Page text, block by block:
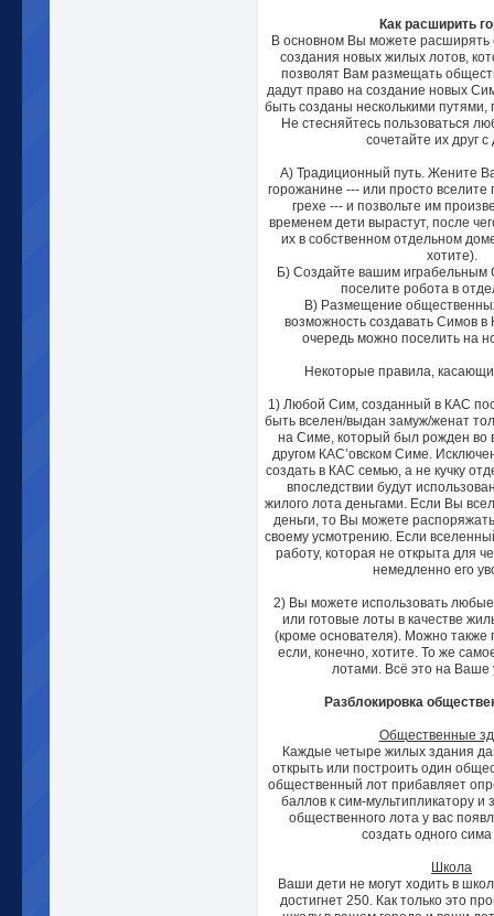
Как расширить
В основном Вы можете расширять
создания новых жилых лотов,
позволят Вам размещать
дадут право на создание новых
быть созданы несколькими
Не стесняйтесь пользоваться
сочетайте их друг с
А) Традиционный путь. Жените
горожанине --- или просто вселите
грехе --- и позвольте им
временем дети вырастут, после
их в собственном отдельном
хотите).
Б) Создайте вашим играбельным
поселите робота в
В) Размещение
возможность создавать Симов
очередь можно поселить на
Некоторые правила,
1) Любой Сим, созданный в КАС
быть вселен/выдан замуж/женат
на Симе, который был рожден во
другом КАС’овском Симе.
создать в КАС семью, а не кучку
впоследствии будут
жилого лота деньгами. Если Вы
деньги, то Вы можете
своему усмотрению. Если
работу, которая не открыта для
немедленно его
2) Вы можете использовать
или готовые лоты в качестве
(кроме основателя). Можно также
если, конечно, хотите. То же
лотами. Всё это на Ваше
Разблокировка
Общественные
Каждые четыре жилых здания
открыть или построить один
общественный лот прибавляет
баллов к сим-мультипликатору и
общественного лота у вас
создать одного
Школа
Ваши дети не могут ходить в
достигнет 250. Как только это